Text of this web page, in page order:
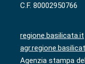
C.F. 80002950766
regione.basilicata.it
Agenzia stampa